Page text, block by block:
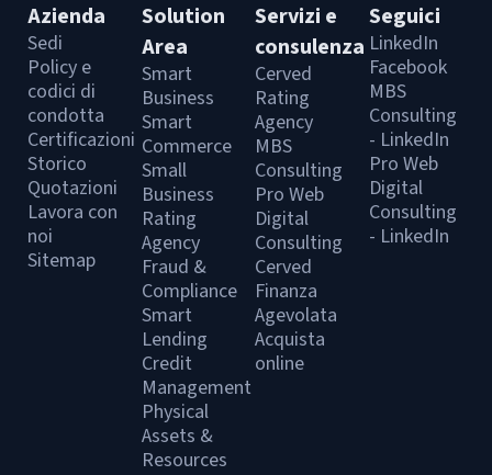
Azienda
Sedi
Policy e
codici di
condotta
Certificazioni
Storico
Quotazioni
Lavora con
noi
Sitemap
Solution
Area
Smart
Business
Smart
Commerce
Small
Business
Rating
Agency
Fraud &
Compliance
Smart
Lending
Credit
Management
Physical
Assets &
Resources
Servizi e
consulenza
Cerved
Rating
Agency
MBS
Consulting
Pro Web
Digital
Consulting
Cerved
Finanza
Agevolata
Acquista
online
Seguici
LinkedIn
Facebook
MBS
Consulting
- LinkedIn
Pro Web
Digital
Consulting
- LinkedIn